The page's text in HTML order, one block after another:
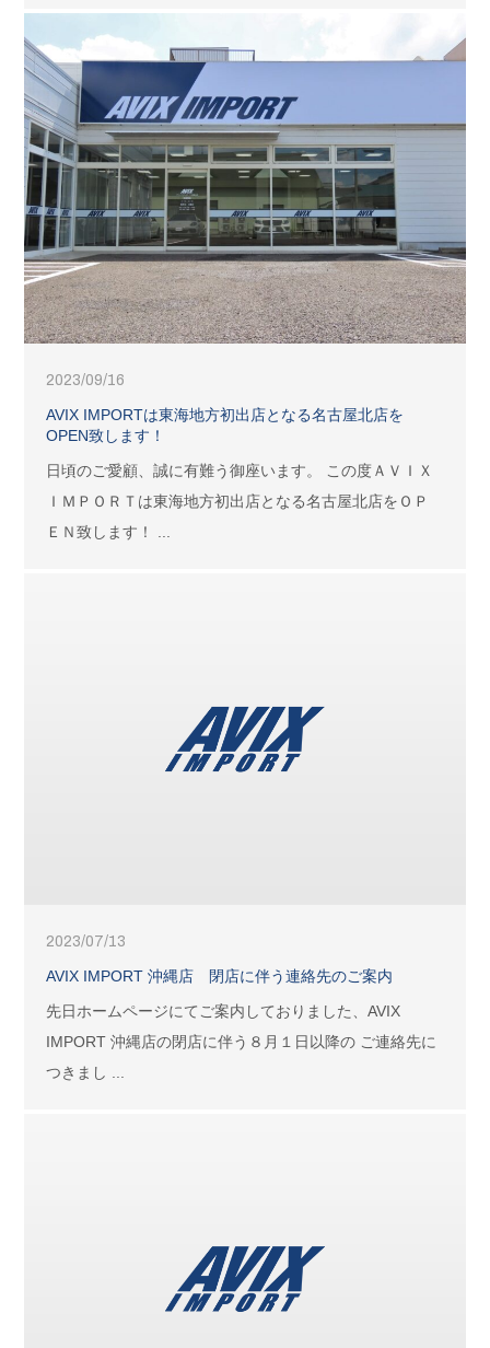
2023/09/16
AVIX IMPORTは東海地方初出店となる名古屋北店を
OPEN致します！
日頃のご愛顧、誠に有難う御座います。 この度ＡＶＩＸ
ＩＭＰＯＲＴは東海地方初出店となる名古屋北店をＯＰ
ＥＮ致します！ ...
2023/07/13
AVIX IMPORT 沖縄店 閉店に伴う連絡先のご案内
先日ホームページにてご案内しておりました、AVIX
IMPORT 沖縄店の閉店に伴う８月１日以降の ご連絡先に
つきまし ...